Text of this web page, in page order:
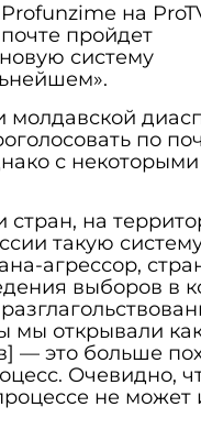
на
пройдет
систему
молдавской
по
с некоторыми
стран, на
такую
агрессор,
выборов в
мы открывали
— это больше
Очевидно,
не может